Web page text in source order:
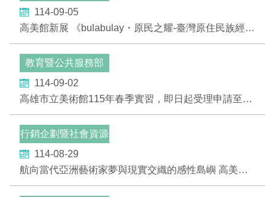
Pinkoi 電商平台
視覺影像資料庫│影音紀錄
藝術認證│高美館館刊
百夜藝術默讀│典藏閱讀
南島當代記憶工程│資料庫
典藏3D手上Run
流於形式—梁任宏個展(1999-2024)
透景線：實境的疊隱與擴張
民・間
2022高雄獎
2021 TAKAO．台客．南方HUE：李俊賢
2021高雄獎
南方作為相遇之所
來自大地的祝福— 2019-2020典藏捐贈展
感知棲所— 關鍵典藏2019-2020
南方作為相遇之所
感動兔 高美特展
感動虎 高美特展
感動牛 高美特展
感動鼠 高美特展
相遇在南方 - 教/學包
美術資源教室-手作課程
藝術遊戲號
畫想想‧想畫畫
尋寶高雄 - 校園推廣教材
組織職掌
高美館大事記
高美之友
合作夥伴
高美館新展 《bulabulay・原民之耀-臺灣原住民族經典文物聯展暨巡迴展》9月6日登場
部
114-09-05
高雄市立美術館115年春季實習，即日起受理申請至10月31日
教育暨公共服務部
114-09-02
航向當代亞洲藝術家夢與現實交織的感性島嶼 高美館《快樂島—日常的史詩》8/30盛大開幕
行銷企劃暨社會資源
部
114-08-29